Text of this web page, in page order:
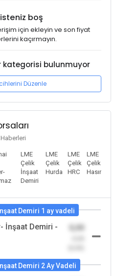
boş
erişim için ekleyin ve son fiyat
kaçırmayın.
kategorisi bulunmuyor
Düzenle
LME
Çelik
İnşaat
Demiri
LME
Çelik
Hurda
LME
Çelik
HRC
LME
Çelik
Hasır
Demiri 1 ay vadeli
İnşaat Demiri -
0,00
Demiri 2 Ay Vadeli